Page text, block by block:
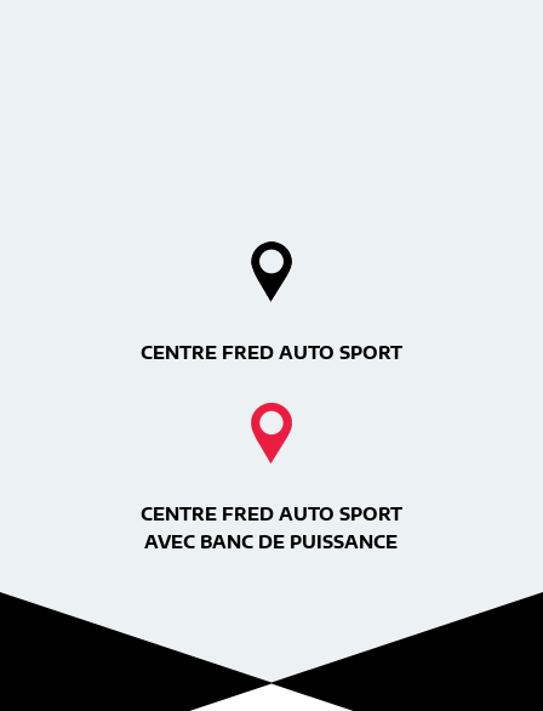
CENTRE FRED AUTO SPORT
CENTRE FRED AUTO SPORT
AVEC BANC DE PUISSANCE